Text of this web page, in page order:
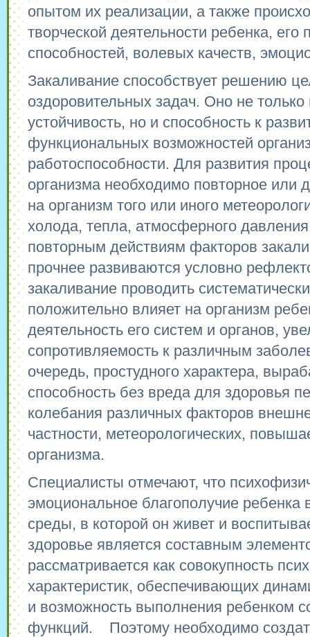
опытом их реализации, а также
творческой деятельности ребенка, его
способностей, волевых качеств,
Закаливание способствует решению
оздоровительных задач. Оно не
устойчивость, но и способность к
функциональных возможностей
работоспособности. Для развития
организма необходимо повторное или
на организм того или иного
холода, тепла, атмосферного
повторным действиям факторов
прочнее развиваются условно
закаливание проводить
положительно влияет на организм
деятельность его систем и органов,
сопротивляемость к различным
очередь, простудного характера,
способность без вреда для здоровья
колебания различных факторов
частности, метеорологических,
организма.
Специалисты отмечают, что
эмоциональное благополучие ребенка
среды, в которой он живет и
здоровье является составным
рассматривается как совокупность
характеристик, обеспечивающих
и возможность выполнения ребенком
функций. Поэтому необходимо